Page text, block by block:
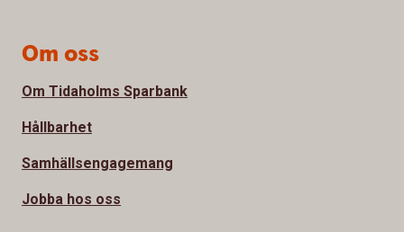
Om oss
Om Tidaholms Sparbank
Hållbarhet
Samhällsengagemang
Jobba hos oss